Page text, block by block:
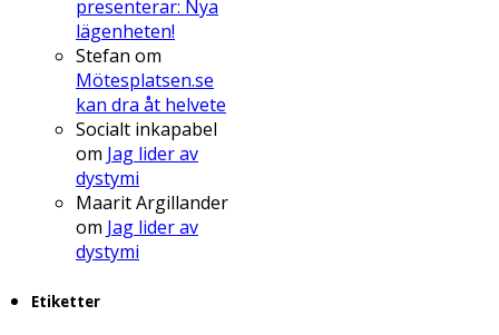
presenterar: Nya
lägenheten!
Stefan om
Mötesplatsen.se
kan dra åt helvete
Socialt inkapabel
om Jag lider av
dystymi
Maarit Argillander
om Jag lider av
dystymi
Etiketter